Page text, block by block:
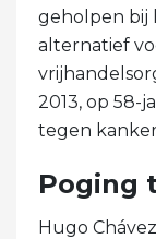
geholpen bij
alternatief
2013, op 58-
tegen
Poging
Hugo